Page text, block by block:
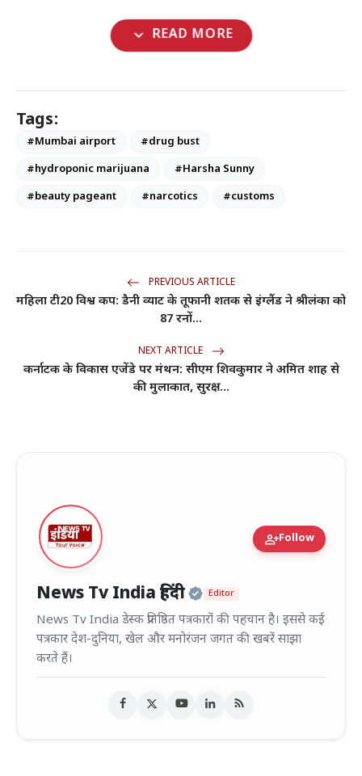
expand_more READ MORE
Tags:
#Mumbai airport
#drug bust
#hydroponic marijuana
#Harsha Sunny
#beauty pageant
#narcotics #customs
PREVIOUS ARTICLE
महिला टी20 विश्व कप: डैनी व्याट के तूफानी शतक से इंग्लैंड ने श्रीलंका को
87 रनों...
NEXT ARTICLE
कर्नाटक के विकास एजेंडे पर मंथन: सीएम शिवकुमार ने अमित शाह से
की मुलाकात, सुरक्ष...
person_addFollow
News Tv India हिंदी Official | Verified
Editor
News Tv India डेस्क प्रतिष्ठित पत्रकारों की पहचान है। इससे कई
पत्रकार देश-दुनिया, खेल और मनोरंजन जगत की खबरें साझा
करते हैं।